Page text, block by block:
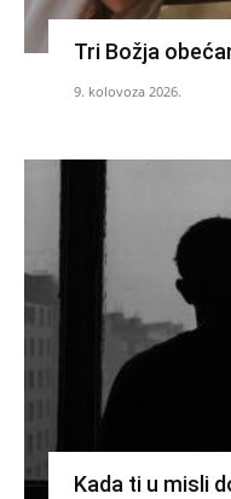
Tri Božja
9. kolovoza 2026.
Kada ti u misli